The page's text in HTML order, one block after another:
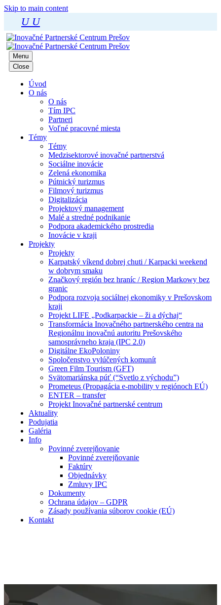
Skip to main content
U U
Menu
Close
Úvod
O nás
O nás
Tím IPC
Partneri
Voľné pracovné miesta
Témy
Témy
Medzisektorové inovačné partnerstvá
Sociálne inovácie
Zelená ekonomika
Pútnický turizmus
Filmový turizmus
Digitalizácia
Projektový management
Malé a stredné podnikanie
Podpora akademického prostredia
Inovácie v kraji
Projekty
Projekty
Karpatský víkend dobrej chuti / Karpacki weekend
w dobrym smaku
Značkový región bez hraníc / Region Markowy bez
granic
Podpora rozvoja sociálnej ekonomiky v Prešovskom
kraji
Projekt LIFE „Podkarpackie – ži a dýchaj“
Transformácia Inovačného partnerského centra na
Regionálnu inovačnú autoritu Prešovského
samosprávneho kraja (IPC 2.0)
Digitálne EkoPoloniny
Spoločenstvo vylúčených komunít
Green Film Tourism (GFT)
Svätomariánska púť (“Svetlo z východu”)
Prometeus (Propagácia e-mobility v regiónoch EÚ)
ENTER – transfer
Projekt Inovačné partnerské centrum
Aktuality
Podujatia
Galéria
Info
Povinné zverejňovanie
Povinné zverejňovanie
Faktúry
Objednávky
Zmluvy IPC
Dokumenty
Ochrana údajov – GDPR
Zásady používania súborov cookie (EÚ)
Kontakt